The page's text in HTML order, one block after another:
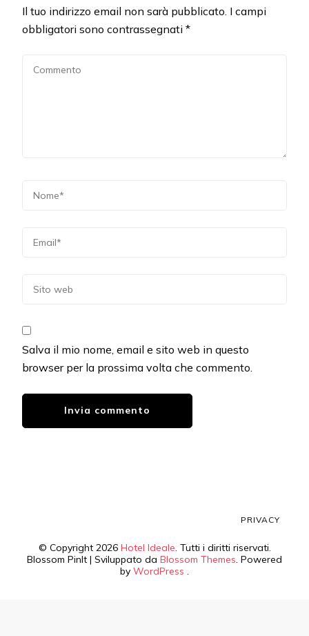
Il tuo indirizzo email non sarà pubblicato. I campi
obbligatori sono contrassegnati *
Salva il mio nome, email e sito web in questo
browser per la prossima volta che commento.
© Copyright 2026 Hotel Ideale. Tutti i diritti riservati.
Blossom PinIt | Sviluppato da Blossom Themes. Powered
by WordPress .
PRIVACY